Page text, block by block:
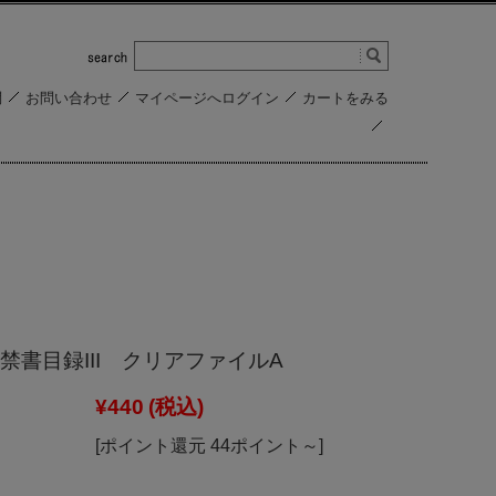
お問い合わせ マイページへログイン カートをみる
書目録III クリアファイルA
¥440 (税込)
[ポイント還元 44ポイント～]